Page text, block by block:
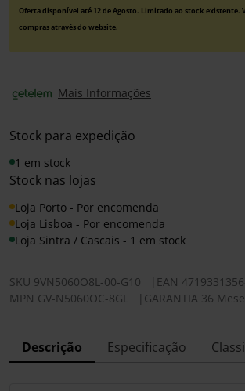
Oferta disponível até 12 de Agosto. Limitado ao stock existente.
compras através do website.
Mais Informações
Stock para expedição
1 em stock
Stock nas lojas
Loja Porto - Por encomenda
Loja Lisboa - Por encomenda
Loja Sintra / Cascais - 1 em stock
SKU 9VN5060O8L-00-G10 EAN
MPN GV-N5060OC-8GL GARANTIA 36
Descrição Especificação